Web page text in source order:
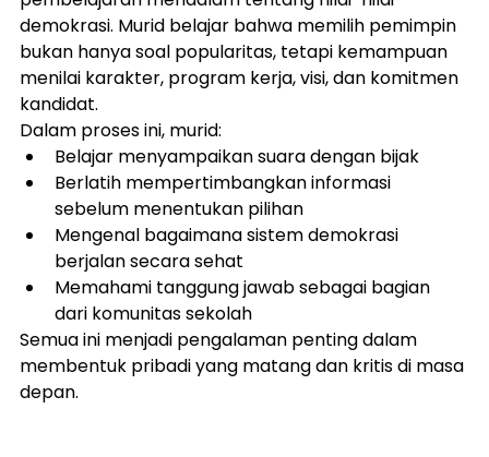
demokrasi. Murid belajar bahwa memilih pemimpin
bukan hanya soal popularitas, tetapi kemampuan
menilai karakter, program kerja, visi, dan komitmen
kandidat.
Dalam proses ini, murid:
Belajar menyampaikan suara dengan bijak
Berlatih mempertimbangkan informasi
sebelum menentukan pilihan
Mengenal bagaimana sistem demokrasi
berjalan secara sehat
Memahami tanggung jawab sebagai bagian
dari komunitas sekolah
Semua ini menjadi pengalaman penting dalam
membentuk pribadi yang matang dan kritis di masa
depan.